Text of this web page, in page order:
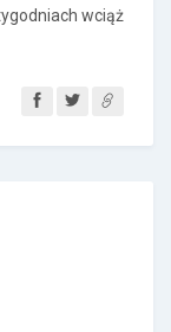
wciąż